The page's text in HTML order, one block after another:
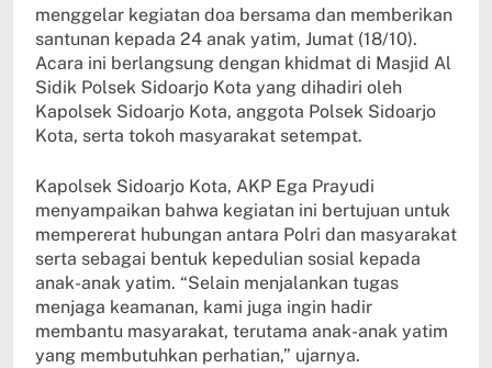
menggelar kegiatan doa bersama dan memberikan
santunan kepada 24 anak yatim, Jumat (18/10).
Acara ini berlangsung dengan khidmat di Masjid Al
Sidik Polsek Sidoarjo Kota yang dihadiri oleh
Kapolsek Sidoarjo Kota, anggota Polsek Sidoarjo
Kota, serta tokoh masyarakat setempat.
Kapolsek Sidoarjo Kota, AKP Ega Prayudi
menyampaikan bahwa kegiatan ini bertujuan untuk
mempererat hubungan antara Polri dan masyarakat
serta sebagai bentuk kepedulian sosial kepada
anak-anak yatim. “Selain menjalankan tugas
menjaga keamanan, kami juga ingin hadir
membantu masyarakat, terutama anak-anak yatim
yang membutuhkan perhatian,” ujarnya.